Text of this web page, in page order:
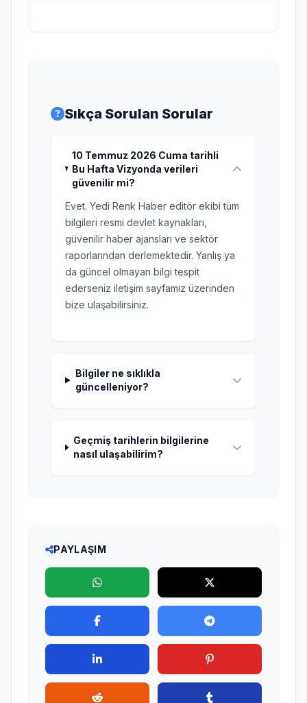
Sıkça Sorulan Sorular
10 Temmuz 2026 Cuma tarihli
Bu Hafta Vizyonda verileri
güvenilir mi?
Evet. Yedi Renk Haber editör ekibi tüm
bilgileri resmi devlet kaynakları,
güvenilir haber ajansları ve sektör
raporlarından derlemektedir. Yanlış ya
da güncel olmayan bilgi tespit
ederseniz iletişim sayfamız üzerinden
bize ulaşabilirsiniz.
Bilgiler ne sıklıkla
güncelleniyor?
Geçmiş tarihlerin bilgilerine
nasıl ulaşabilirim?
PAYLAŞIM